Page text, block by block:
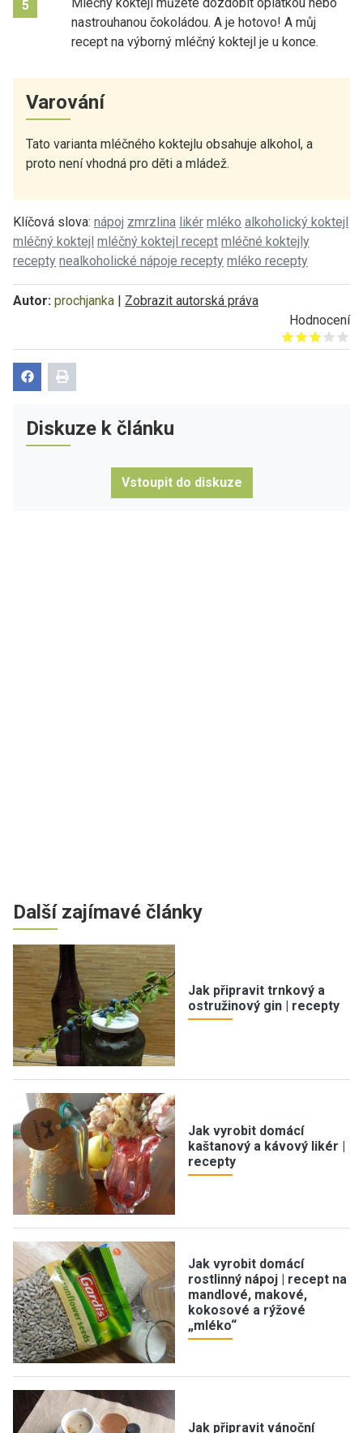
5
nastrouhanou čokoládou. A je hotovo! A můj
recept na výborný mléčný koktejl je u konce.
Varování
Tato varianta mléčného koktejlu obsahuje alkohol, a
proto není vhodná pro děti a mládež.
Klíčová slova: nápoj zmrzlina likér mléko alkoholický koktejl
mléčný koktejl mléčný koktejl recept mléčné koktejly
recepty nealkoholické nápoje recepty mléko recepty
Autor: prochjanka | Zobrazit autorská práva
Hodnocení
Give it 1/5
Give it 2/5
Give it 3/5
Give it 4/5
Give it 5/5
Diskuze k článku
Vstoupit do diskuze
Další zajímavé články
Jak připravit trnkový a
ostružinový gin | recepty
Jak vyrobit domácí
kaštanový a kávový likér |
recepty
Jak vyrobit domácí
rostlinný nápoj | recept na
mandlové, makové,
kokosové a rýžové
„mléko“
Jak připravit vánoční